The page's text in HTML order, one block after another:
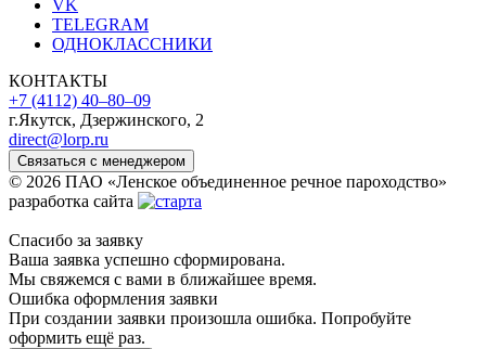
VK
TELEGRAM
ОДНОКЛАССНИКИ
КОНТАКТЫ
+7 (4112) 40‒80‒09
г.Якутск, Дзержинского, 2
direct@lorp.ru
Связаться с менеджером
© 2026 ПАО «Ленское объединенное речное пароходство»
разработка сайта
Спасибо за заявку
Ваша заявка успешно сформирована.
Мы свяжемся с вами в ближайшее время.
Ошибка оформления заявки
При создании заявки произошла ошибка. Попробуйте
оформить ещё раз.